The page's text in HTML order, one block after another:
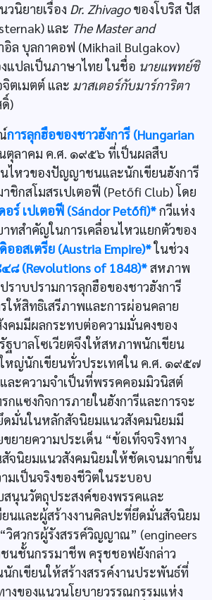
วนิยายเรื่อง Dr. Zhivagoของโบริส ปัส
และ The Master and
ล บุลกาคอฟ (Mikhail Bulgakov)
แปลเป็นภาษาไทย ในชื่อ นายแพทย์ชิ
ตเมตต์ และ มาสเตอร์กับมาร์การิตา
)
การลุกฮือของชาวฮังการี (Hungarian
ตุลาคม ค.ศ. ๑๙๕๖ ที่เป็นผลสืบ
นไหวของปัญญาชนและนักเขียนฮังการี
ชิกสโมสรเปเตอฟี (Petőfi Club) โดย
อร์ เปเตอฟี (Sándor Petőfi)*กวีแห่ง
ทสำคัญในการเคลื่อนไหวแยกตัวของ
ออสเตรีย (Austria Empire)*ในช่วง
๘ (Revolutions of 1848)*สหภาพ
ราบปรามการลุกฮือของชาวฮังการี
ให้สิทธิเสรีภาพและการผ่อนคลาย
งคมมีผลกระทบต่อความมั่นคงของ
บาลโซเวียตจึงให้สหภาพนักเขียน
หญ่นักเขียนทั่วประเทศใน ค.ศ. ๑๙๕๗
ละความจำเป็นที่พรรคคอมมิวนิสต์
กแซงกิจการภายในฮังการีและการจะ
มั่นในหลักสัจนิยมแนวสังคมนิยมมี
ยายความประเด็น “ข้อเท็จจริงทาง
สัจนิยมแนวสังคมนิยมให้ชัดเจนมากขึ้น
มเป็นจริงของชีวิตในระบอบ
นุนวัตถุประสงค์ของพรรคและ
นและผู้สร้างงานคิลปะที่ยึดมั่นสัจนิยม
ศวกรผู้รังสรรค์วิญญาณ” (engineers
นชั้นกรรมาชีพ ครุชชอฟยังกล่าว
นักเขียนให้สร้างสรรค์งานประพันธ์ที่
งของแนวนโยบายวรรณกรรมแห่ง